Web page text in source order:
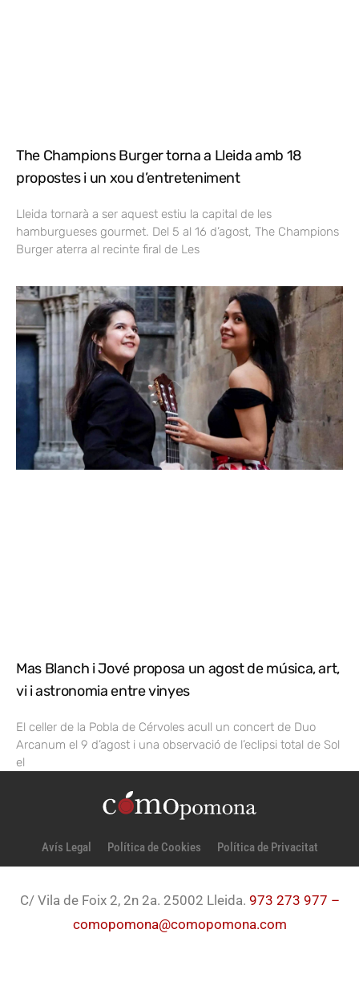
The Champions Burger torna a Lleida amb 18
propostes i un xou d’entreteniment
Lleida tornarà a ser aquest estiu la capital de les
hamburgueses gourmet. Del 5 al 16 d’agost, The Champions
Burger aterra al recinte firal de Les
Mas Blanch i Jové proposa un agost de música, art,
vi i astronomia entre vinyes
El celler de la Pobla de Cérvoles acull un concert de Duo
Arcanum el 9 d’agost i una observació de l’eclipsi total de Sol
el
Avís Legal Política de Cookies Política de Privacitat
C/ Vila de Foix 2, 2n 2a. 25002 Lleida. 973 273 977 –
comopomona@comopomona.com